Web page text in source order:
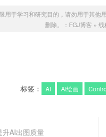
用于学习和研究目的，请勿用于其
删除。： FGJ博客 » 线
标签： AI AI绘画
AI出图质量